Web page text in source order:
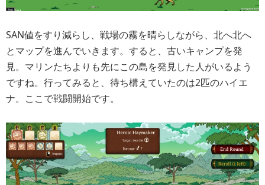
SAN値をすり減らし、戦場の霧を晴らしながら、北へ北へ
とマップを進んでいきます。すると、古いキャンプを発
見。マリンたちよりも先にこの島を発見した人がいるよう
ですね。行ってみると、待ち構えていたのは2匹のハイエ
ナ。ここで戦闘開始です。